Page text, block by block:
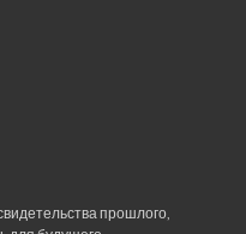
прошлого,